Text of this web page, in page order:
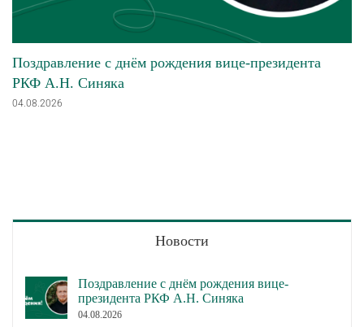
Поздравление с днём рождения вице-президента
РКФ А.Н. Синяка
04.08.2026
Новости
Поздравление с днём рождения вице-
президента РКФ А.Н. Синяка
04.08.2026